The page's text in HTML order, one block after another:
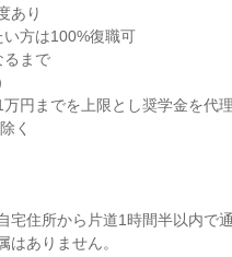
あり
方は100%復職可
まで
円までを上限とし奨学金を代理
く
宅住所から片道1時間半以内で
はありません。